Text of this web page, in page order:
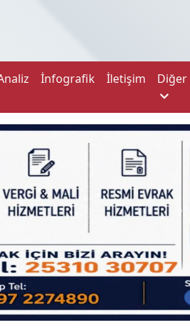
İnfografik İletişim Diğer